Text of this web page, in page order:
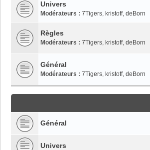
Univers
Modérateurs : 7Tigers, kristoff, deBorn
Règles
Modérateurs : 7Tigers, kristoff, deBorn
Général
Modérateurs : 7Tigers, kristoff, deBorn
Général
Univers